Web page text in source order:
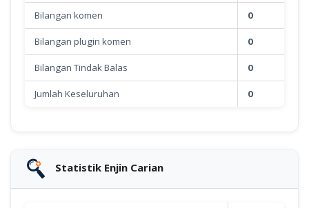
Bilangan komen 0
Bilangan plugin komen 0
Bilangan Tindak Balas 0
Jumlah Keseluruhan 0
Statistik Enjin Carian